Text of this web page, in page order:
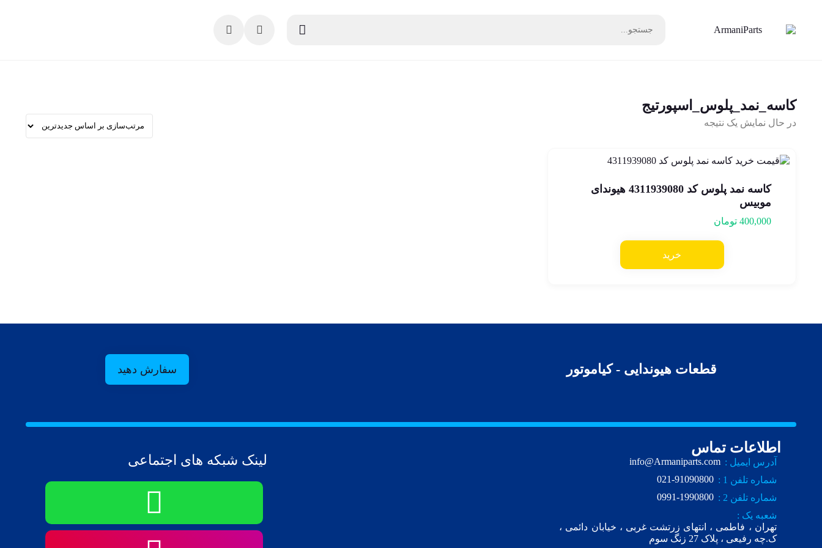
کاسه_نمد_پلوس_اسپورتیج
در حال نمایش یک نتیجه
کاسه نمد پلوس کد 4311939080 هیوندای
موبیس
400,000 تومان
خرید
قطعات هیوندایی - کیاموتور سفارش دهید
اطلاعات تماس
آدرس ایمیل : info@Armaniparts.com
شماره تلفن 1 :
021-91090800
شماره تلفن 2 :
0991-1990800
شعبه یک :
تهران ، فاطمی ، انتهای زرتشت غربی ، خیابان دائمی ،
ک.چه رفیعی ، پلاک 27 زنگ سوم
لینک شبکه های اجتماعی